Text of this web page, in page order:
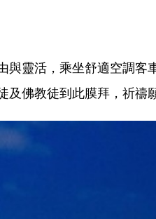
靈活，乘坐舒適空調
佛教徒到此膜拜，祈禱